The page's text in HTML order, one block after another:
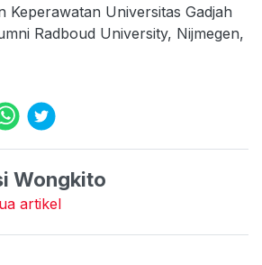
Keperawatan Universitas Gadjah
Radboud University, Nijmegen,
Wongkito
artikel